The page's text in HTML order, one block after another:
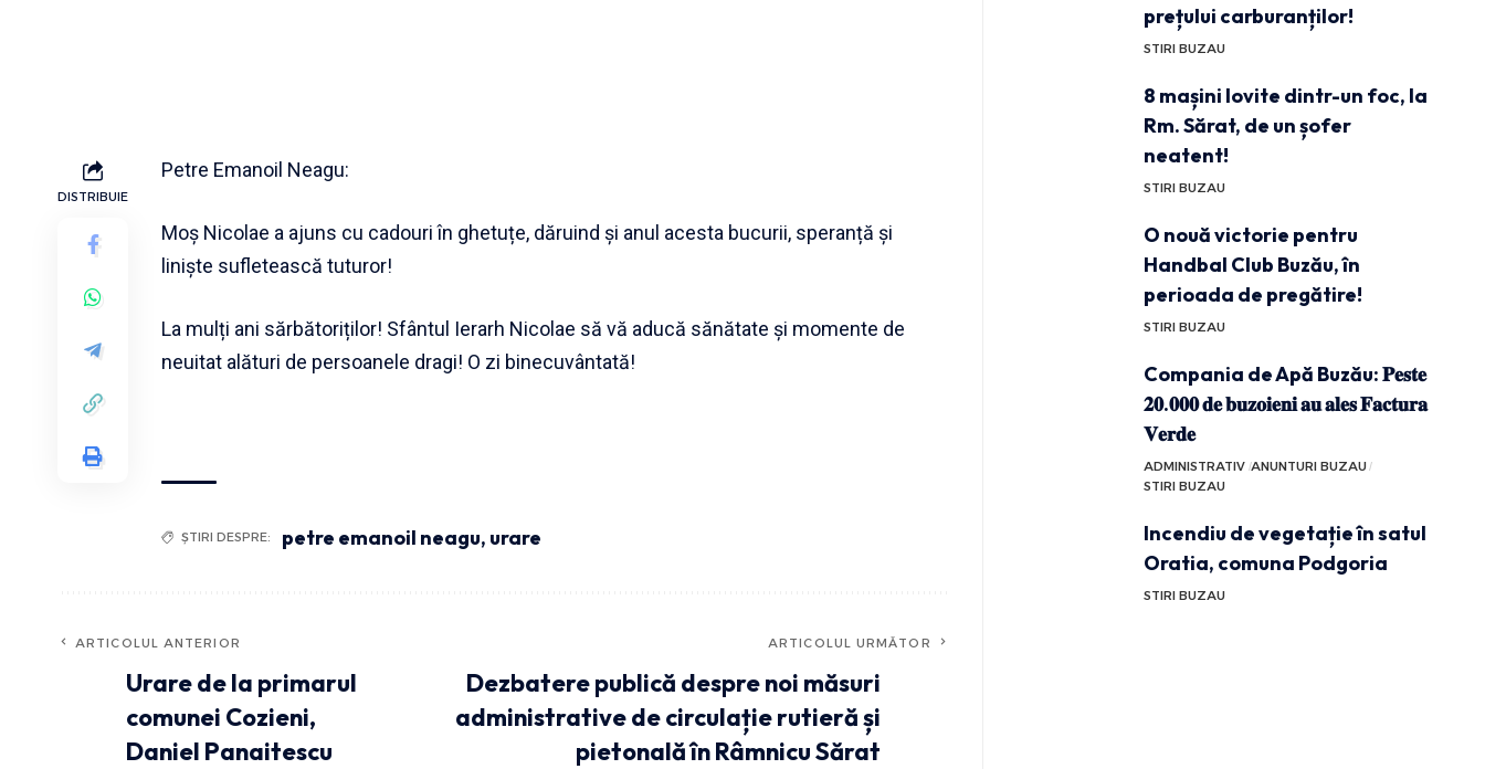
DISTRIBUIE
Petre Emanoil Neagu:
Moș Nicolae a ajuns cu cadouri în ghetuțe, dăruind și anul acesta bucurii, speranță și
liniște sufletească tuturor!
La mulți ani sărbătoriților! Sfântul Ierarh Nicolae să vă aducă sănătate și momente de
neuitat alături de persoanele dragi! O zi binecuvântată!
ȘTIRI DESPRE: petre emanoil neagu, urare
ARTICOLUL ANTERIOR
Urare de la primarul
comunei Cozieni,
Daniel Panaitescu
ARTICOLUL URMĂTOR
Dezbatere publică despre noi măsuri
administrative de circulație rutieră și
pietonală în Râmnicu Sărat
prețului carburanților!
STIRI BUZAU
8 mașini lovite dintr-un foc, la
Rm. Sărat, de un șofer
neatent!
STIRI BUZAU
O nouă victorie pentru
Handbal Club Buzău, în
perioada de pregătire!
STIRI BUZAU
Compania de Apă Buzău: 𝐏𝐞𝐬𝐭𝐞
𝟐𝟎.𝟎𝟎𝟎 𝐝𝐞 𝐛𝐮𝐳𝐨𝐢𝐞𝐧𝐢 𝐚𝐮 𝐚𝐥𝐞𝐬 𝐅𝐚𝐜𝐭𝐮𝐫𝐚
𝐕𝐞𝐫𝐝𝐞
ADMINISTRATIV ANUNTURI BUZAU
STIRI BUZAU
Incendiu de vegetație în satul
Oratia, comuna Podgoria
STIRI BUZAU